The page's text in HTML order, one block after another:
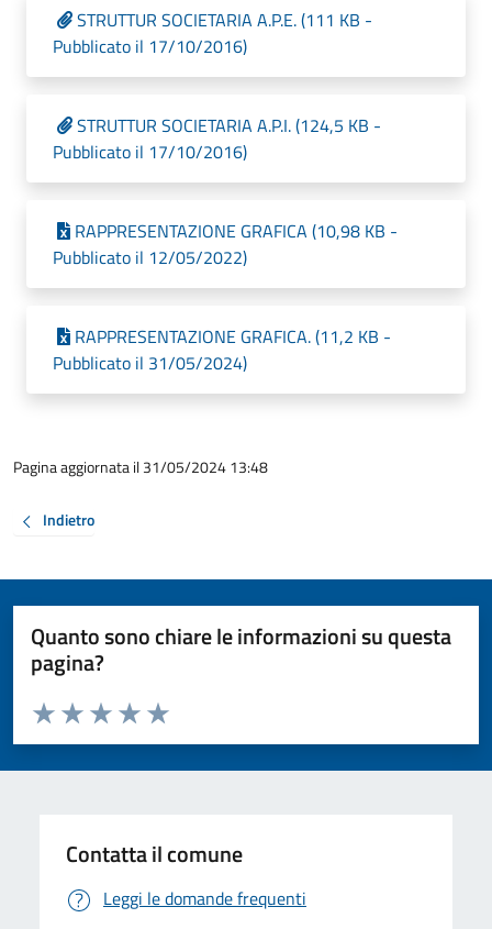
STRUTTUR SOCIETARIA A.P.E. (111 KB -
Pubblicato il 17/10/2016)
STRUTTUR SOCIETARIA A.P.I. (124,5 KB -
Pubblicato il 17/10/2016)
RAPPRESENTAZIONE GRAFICA (10,98 KB -
Pubblicato il 12/05/2022)
RAPPRESENTAZIONE GRAFICA. (11,2 KB -
Pubblicato il 31/05/2024)
Pagina aggiornata il 31/05/2024 13:48
Indietro
Quanto sono chiare le informazioni su questa
pagina?
Valuta da 1 a 5 stelle la pagina
Valuta 5 stelle su 5
Valuta 4 stelle su 5
Valuta 3 stelle su 5
Valuta 2 stelle su 5
Valuta 1 stelle su 5
Contatta il comune
Leggi le domande frequenti